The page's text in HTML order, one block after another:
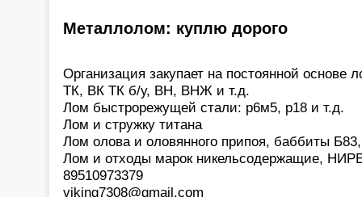
Металлолом: куплю дорого
Организация закупает на постоянной
ТК, ВК ТК б/у, ВН, ВНЖ и т.д.
Лом быстрорежущей стали: р6м5, р18 и т.д.
Лом и стружку титана
Лом олова и оловянного припоя, баббиты
Лом и отходы марок никельсодержащие,
89510973379
viking7308@gmail.com